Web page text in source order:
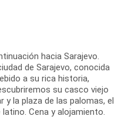
hacia Sarajevo.
de Sarajevo, conocida
a su rica historia,
su casco viejo
y la plaza de las palomas, el